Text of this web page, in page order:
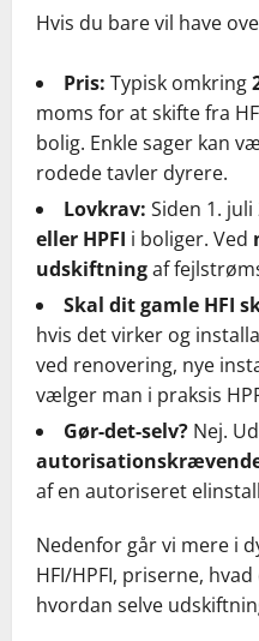
Hvis du bare vil have
Pris: Typisk omkring
moms for at skifte fra
bolig. Enkle sager kan
rodede tavler dyrere.
Lovkrav: Siden 1.
eller HPFI i boliger. Ved
udskiftningaf
Skal dit gamle HFI
hvis det virker og
ved renovering, nye
vælger man i praksis
Gør-det-selv? Nej.
af en autoriseret
Nedenfor går vi mere i
HFI/HPFI, priserne,
hvordan selve